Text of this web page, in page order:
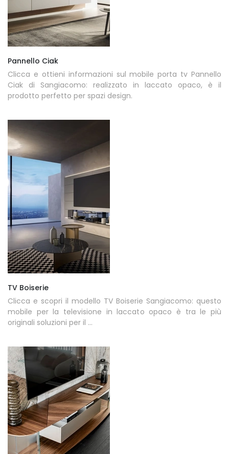
Pannello Ciak
Clicca e ottieni informazioni sul mobile porta tv Pannello
Ciak di Sangiacomo: realizzato in laccato opaco, è il
prodotto perfetto per spazi design.
TV Boiserie
Clicca e scopri il modello TV Boiserie Sangiacomo: questo
mobile per la televisione in laccato opaco è tra le più
originali soluzioni per il ...